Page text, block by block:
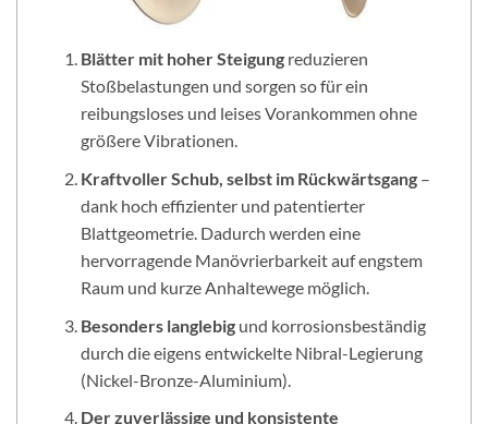
Blätter mit hoher Steigung reduzieren
Stoßbelastungen und sorgen so für ein
reibungsloses und leises Vorankommen ohne
größere Vibrationen.
Kraftvoller Schub, selbst im Rückwärtsgang –
dank hoch effizienter und patentierter
Blattgeometrie. Dadurch werden eine
hervorragende Manövrierbarkeit auf engstem
Raum und kurze Anhaltewege möglich.
Besonders langlebigund korrosionsbeständig
durch die eigens entwickelte Nibral-Legierung
(Nickel-Bronze-Aluminium).
Der zuverlässige und konsistente